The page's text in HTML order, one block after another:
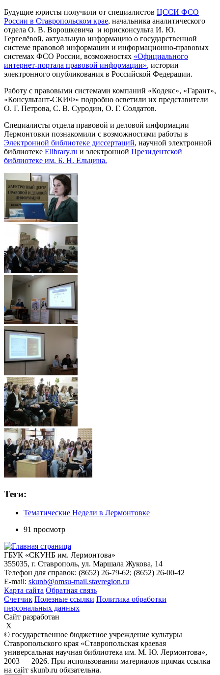
Будущие юристы получили от специалистов ЦССИ ФСО
России в Ставропольском крае, начальника аналитического
отдела О. В. Ворошкевича и юрисконсульта И. Ю.
Гергелёвой, актуальную информацию о государственной
системе правовой информации и информационно-правовых
системах ФСО России, возможностях «Официального
интернет-портала правовой информации», истории
электронного опубликования в Российской Федерации.
Работу с правовыми системами компаний «Кодекс», «Гарант»,
«Консультант-СКИФ» подробно осветили их представители
О. Г. Петрова, С. В. Суродин, О. Г. Солдатов.
Специалисты отдела правовой и деловой информации
Лермонтовки познакомили с возможностями работы в
Электронной библиотеке диссертаций, научной электронной
библиотеке Elibrary.ru и электронной Президентской
библиотеке им. Б. Н. Ельцина.
Теги:
Тематические Недели в Лермонтовке
91 просмотр
ГБУК «СКУНБ им. Лермонтова»
355035, г. Ставрополь, ул. Маршала Жукова, 14
Телефон для справок: (8652) 26-79-62; (8652) 26-00-42
E-mail: skunb@omsu-mail.stavregion.ru
Карта сайта Обратная связь
Счетчик Полезные ссылки Политика обработки
персональных данных
Сайт разработан
X
© государственное бюджетное учреждение культуры
Ставропольского края «Ставропольская краевая
универсальная научная библиотека им. М. Ю. Лермонтова»,
2003 — 2026. При использовании материалов прямая ссылка
на сайт skunb.ru обязательна.